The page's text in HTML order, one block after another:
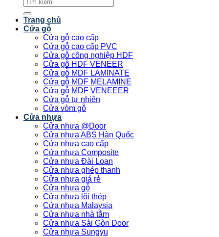
kiếm:
Trang chủ
Cửa gỗ
Cửa gỗ cao cấp
Cửa gỗ cao cấp PVC
Cửa gỗ công nghiệp HDF
Cửa gỗ HDF VENEER
Cửa gỗ MDF LAMINATE
Cửa gỗ MDF MELAMINE
Cửa gỗ MDF VENEEER
Cửa gỗ tự nhiên
Cửa vòm gỗ
Cửa nhựa
Cửa nhựa @Door
Cửa nhựa ABS Hàn Quốc
Cửa nhựa cao cấp
Cửa nhựa Composite
Cửa nhựa Đài Loan
Cửa nhựa ghép thanh
Cửa nhựa giá rẻ
Cửa nhựa gỗ
Cửa nhựa lõi thép
Cửa nhựa Malaysia
Cửa nhựa nhà tắm
Cửa nhựa Sài Gòn Door
Cửa nhựa Sungyu